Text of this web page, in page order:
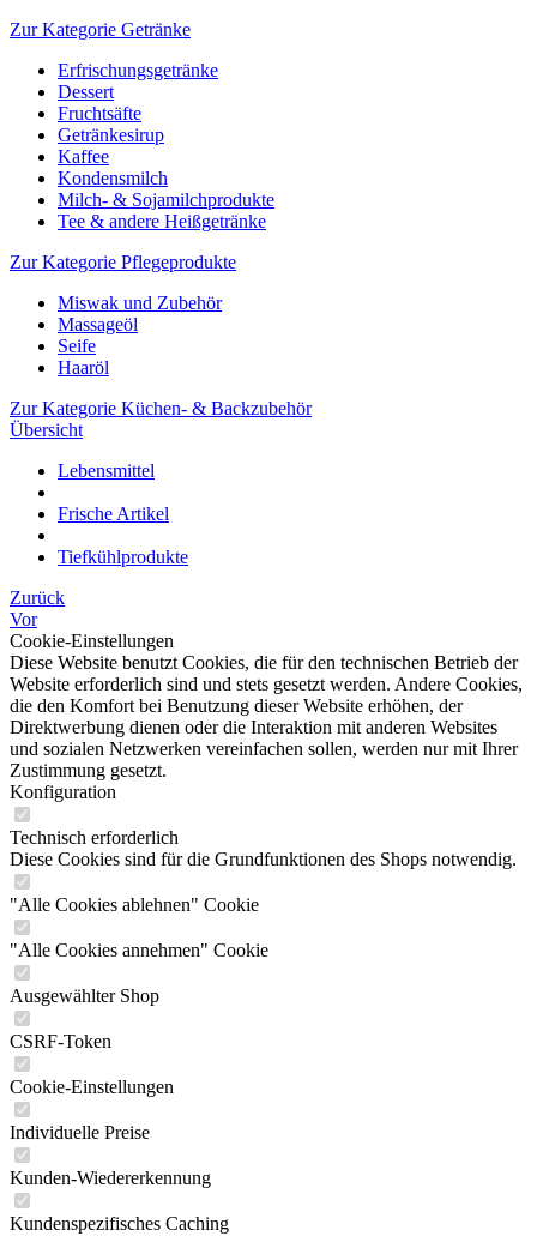
Zur Kategorie Getränke
Erfrischungsgetränke
Dessert
Fruchtsäfte
Getränkesirup
Kaffee
Kondensmilch
Milch- & Sojamilchprodukte
Tee & andere Heißgetränke
Zur Kategorie Pflegeprodukte
Miswak und Zubehör
Massageöl
Seife
Haaröl
Zur Kategorie Küchen- & Backzubehör
Übersicht
Lebensmittel
Frische Artikel
Tiefkühlprodukte
Zurück
Vor
Cookie-Einstellungen
Diese Website benutzt Cookies, die für den technischen Betrieb der
Website erforderlich sind und stets gesetzt werden. Andere Cookies,
die den Komfort bei Benutzung dieser Website erhöhen, der
Direktwerbung dienen oder die Interaktion mit anderen Websites
und sozialen Netzwerken vereinfachen sollen, werden nur mit Ihrer
Zustimmung gesetzt.
Konfiguration
Technisch erforderlich
Diese Cookies sind für die Grundfunktionen des Shops notwendig.
"Alle Cookies ablehnen" Cookie
"Alle Cookies annehmen" Cookie
Ausgewählter Shop
CSRF-Token
Cookie-Einstellungen
Individuelle Preise
Kunden-Wiedererkennung
Kundenspezifisches Caching